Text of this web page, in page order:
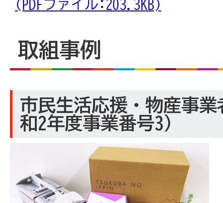
(PDFファイル:203.3KB)
取組事例
市民生活応援・物産事
和2年度事業番号3）